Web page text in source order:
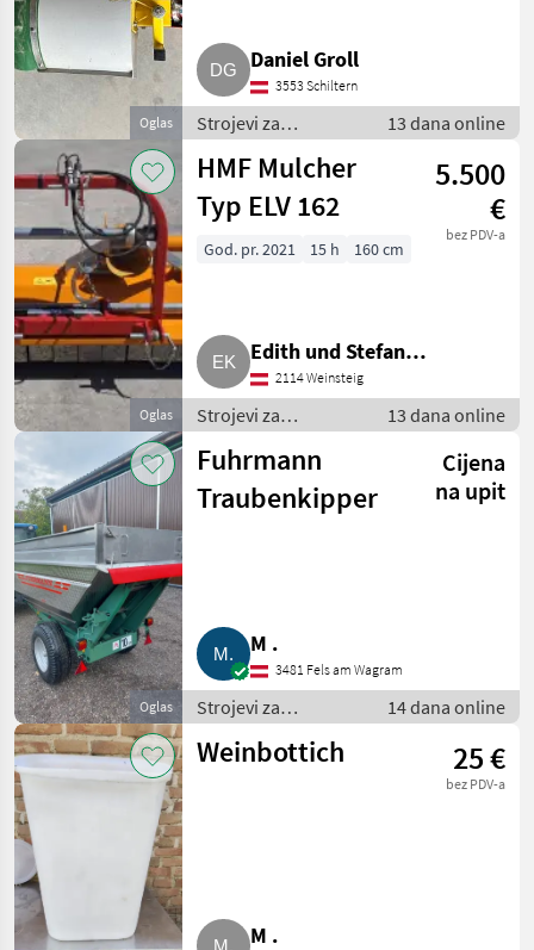
Oglas
Daniel Groll
3553 Schiltern
Strojevi za
vinogradarstvo /
Ostali strojevi za
vinogradarstvo
13 dana online
Oglas
HMF Mulcher
Typ ELV 162
5.500
€
bez PDV-a
God. pr. 2021 15 h 160 cm
Edith und Stefan
Kriegbaum
2114 Weinsteig
Strojevi za
vinogradarstvo /
Ostali strojevi za
vinogradarstvo
13 dana online
Oglas
Fuhrmann
Traubenkipper
Cijena
na upit
M .
3481 Fels am Wagram
Strojevi za
vinogradarstvo /
Ostali strojevi za
14 dana online
Weinbottich 25 €
bez PDV-a
M .